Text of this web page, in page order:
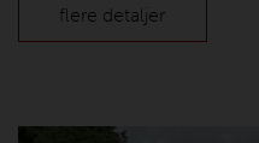
første vogn hjem med
dobbeltseng, alufælge,
flere detaljer